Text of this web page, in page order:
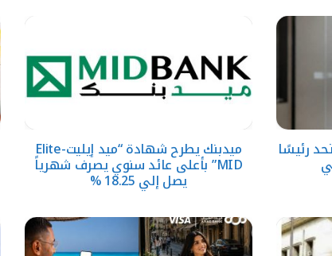
رئيسًا ميدبنك يطرح شهادة “ميد إيليت-Elite
MID” بأعلى عائد سنوي يصرف شهرياً
يصل إلي 18.25 %